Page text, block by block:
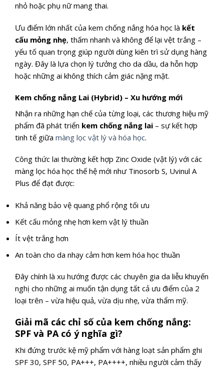
nhỏ hoặc phụ nữ mang thai.
Ưu điểm lớn nhất của kem chống nắng hóa học là kết
cấu mỏng nhẹ, thấm nhanh và không để lại vệt trắng –
yếu tố quan trọng giúp người dùng kiên trì sử dụng hàng
ngày. Đây là lựa chọn lý tưởng cho da dầu, da hỗn hợp
hoặc những ai không thích cảm giác nặng mặt.
Kem chống nắng Lai (Hybrid) – Xu hướng mới
Nhận ra những hạn chế của từng loại, các thương hiệu mỹ
phẩm đã phát triển kem chống nắng lai – sự kết hợp
tinh tế giữa màng lọc vật lý và hóa học.
Công thức lai thường kết hợp Zinc Oxide (vật lý) với các
màng lọc hóa học thế hệ mới như Tinosorb S, Uvinul A
Plus để đạt được:
Khả năng bảo vệ quang phổ rộng tối ưu
Kết cấu mỏng nhẹ hơn kem vật lý thuần
Ít vệt trắng hơn
An toàn cho da nhạy cảm hơn kem hóa học thuần
Đây chính là xu hướng được các chuyên gia da liễu khuyến
nghị cho những ai muốn tận dụng tất cả ưu điểm của 2
loại trên – vừa hiệu quả, vừa dịu nhẹ, vừa thẩm mỹ.
Giải mã các chỉ số của kem chống nắng:
SPF và PA có ý nghĩa gì?
Khi đứng trước kệ mỹ phẩm với hàng loạt sản phẩm ghi
SPF 30, SPF 50, PA+++, PA++++, nhiều người cảm thấy